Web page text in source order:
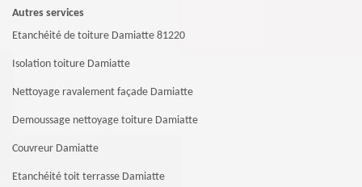
Autres services
Etanchéité de toiture Damiatte 81220
Isolation toiture Damiatte
Nettoyage ravalement façade Damiatte
Demoussage nettoyage toiture Damiatte
Couvreur Damiatte
Etanchéité toit terrasse Damiatte